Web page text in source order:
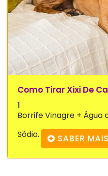
Como Tirar Xixi De
1
Borrife Vinagre +
Sódio.
SABER MAIS